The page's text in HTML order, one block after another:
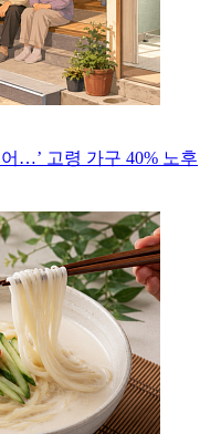
…’ 고령 가구 40% 노후